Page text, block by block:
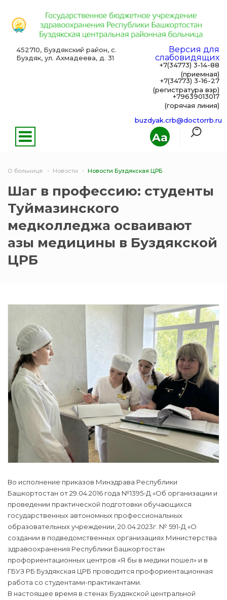
Aa
452710, Буздякский район, с.
Буздяк, ул. Ахмадеева, д. 31
Версия для
слабовидящих
+7(34773) 3-14-88
(приемная)
+7(34773) 3-16-27
(регистратура взр)
+79639013017
(горячая линия)
buzdyak.crb@doctorrb.ru
О больнице Новости Новости Буздякская ЦРБ
Шаг в профессию: студенты
Туймазинского
медколледжа осваивают
азы медицины в Буздякской
ЦРБ
Во исполнение приказов Минздрава Республики
Башкортостан от 29.04.2016 года №1395-Д «Об организации и
проведении практической подготовки обучающихся
государственных автономных профессиональных
образовательных учреждении, 20.04.2023г. № 591-Д «О
создании в подведомственных организациях Министерства
здравоохранения Республики Башкортостан
профориентационных центров «Я бы в медики пошел» и в
ГБУЗ РБ Буздякская ЦРБ проводится профориентационная
работа со студентами-практикантами.
В настоящее время в стенах Буздякской центральной